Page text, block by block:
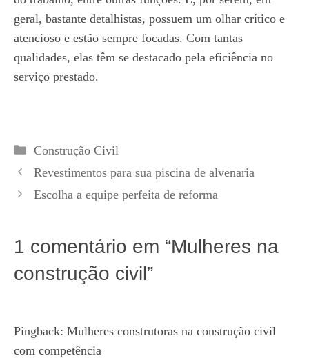
geral, bastante detalhistas, possuem um olhar crítico e
atencioso e estão sempre focadas. Com tantas
qualidades, elas têm se destacado pela eficiência no
serviço prestado.
Categorias
Construção Civil
Revestimentos para sua piscina de alvenaria
Escolha a equipe perfeita de reforma
1 comentário em “Mulheres na
construção civil”
Pingback: Mulheres construtoras na construção civil
com competência